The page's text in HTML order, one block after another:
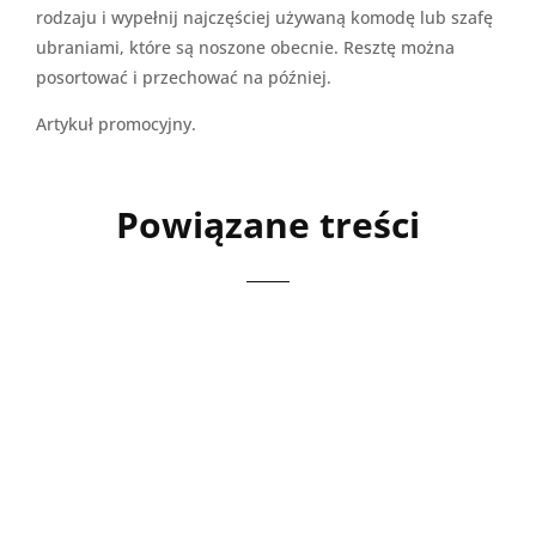
rodzaju i wypełnij najczęściej używaną komodę lub szafę
ubraniami, które są noszone obecnie. Resztę można
posortować i przechować na później.
Artykuł promocyjny.
Powiązane treści